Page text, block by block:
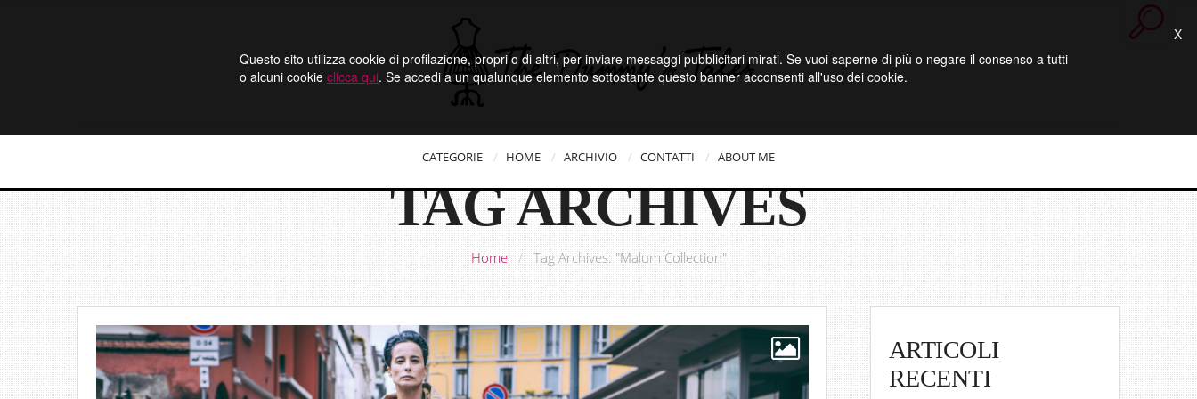
Questo sito utilizza cookie di profilazione, propri o di altri, per inviare messaggi pubblicitari mirati. Se vuoi saperne di più o negare il consenso a tutti
o alcuni cookie clicca qui. Se accedi a un qualunque elemento sottostante questo banner acconsenti all'uso dei cookie.
X
CATEGORIE HOME ARCHIVIO CONTATTI ABOUT ME
TAG ARCHIVES
Home / Tag Archives: "Malum Collection"
ARTICOLI
RECENTI